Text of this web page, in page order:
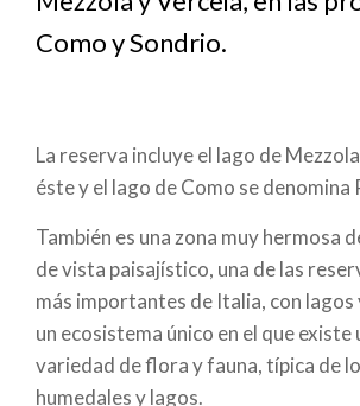
navegación
Como y Sondrio.
La reserva incluye el lago de
éste y el lago de Como se denomina
También es una zona muy hermosa
de vista paisajístico, una de las
más importantes de Italia, con lagos
un ecosistema único en el que existe
variedad de flora y fauna, típica de
humedales y lagos.